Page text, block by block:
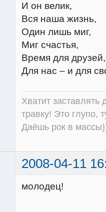
И он велик,
Вся наша жизнь,
Один лишь миг,
Миг счастья,
Время для друзей,
Для нас – и для
Хватит заставлять
травку! Это глупо,
Даёшь рок в
2008-04-11
молодец!